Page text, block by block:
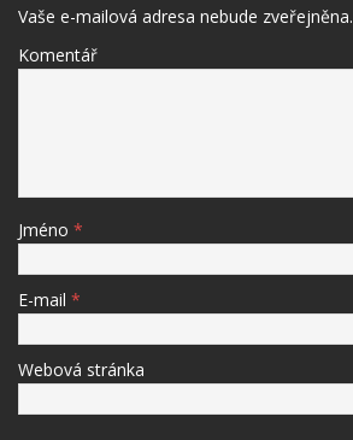
Vaše e-mailová adresa nebude zveřejněna.
Komentář
Jméno *
E-mail *
Webová stránka